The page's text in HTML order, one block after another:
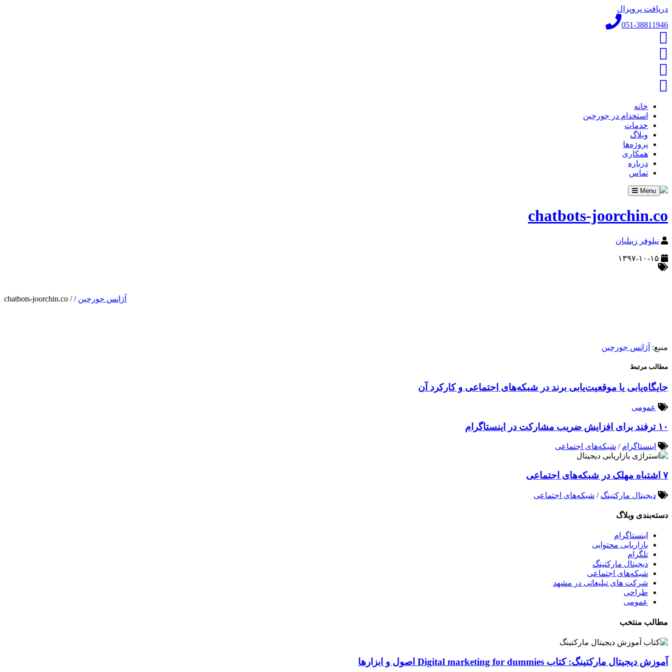
دریافت پروپزال
051-38811946
خانه
استخدام در جورچین
خدمات
وبلاگ
پروژه‌ها
همکاری
درباره
تماس
Toggle
navigation
Menu
chatbots-joorchin.co
نیلوفر زینلیان
آژانس جورچین /
/
chatbots-joorchin.co
منبع: آژانس جورچین
مطالب مرتبط
جایگاه‌یابی یا موقعیت‌یابی برند در شبکه‌های اجتماعی و کارکرد آن
عمومی
۱۰ ترفند برای افزایش ضریب مشارکت در اینستاگرام
اینستاگرام / شبکه‌های اجتماعی
۷ اشتباه مهلک در شبکه‌های اجتماعی
دیجیتال مارکتینگ / شبکه‌های اجتماعی
دسته‌بندی وبلاگ
اینستاگرام
بازاریابی محتوایی
تلگرام
دیجیتال مارکتینگ
شبکه‌های اجتماعی
شرکت های تبلیغاتی در مشهد
طراحی
عمومی
مطالب منتخب
آموزش دیجیتال مارکتینگ: کتاب Digital marketing for dummies اصول و ابزارها